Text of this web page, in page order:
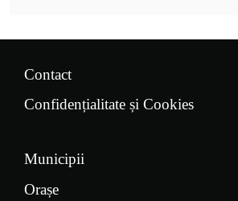
Contact
Confidențialitate și Cookies
Municipii
Orașe